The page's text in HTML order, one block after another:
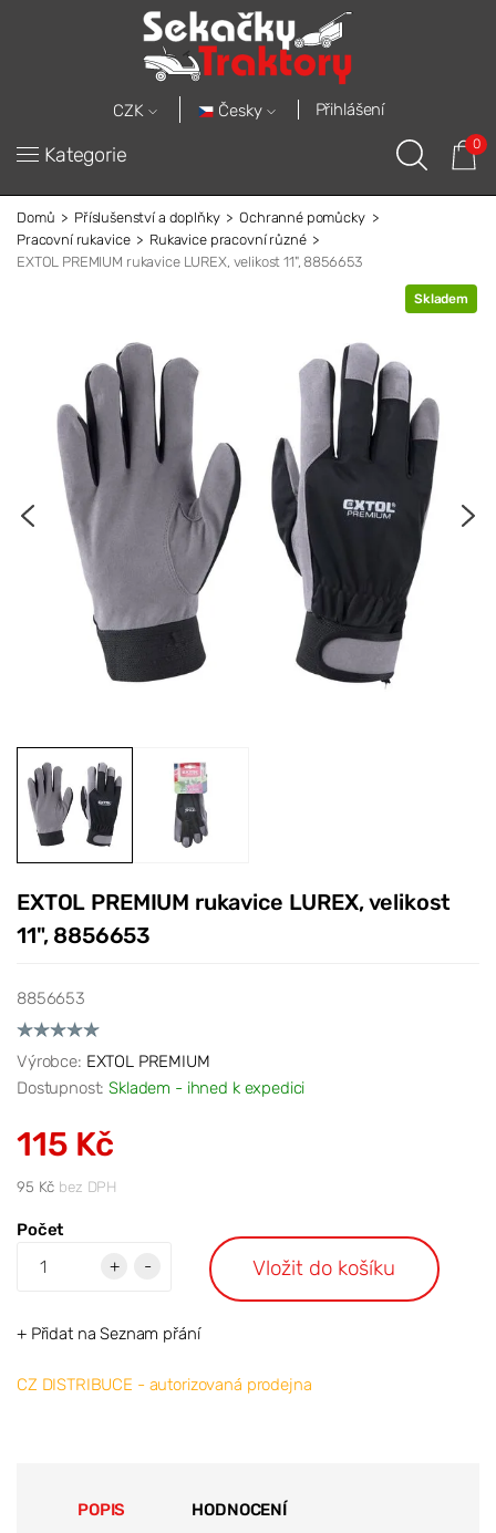
CZK Česky Přihlášení
Kategorie 0
Domů Příslušenství a doplňky
Ochranné pomůcky
Pracovní rukavice
Rukavice pracovní různé
EXTOL PREMIUM rukavice LUREX, velikost 11", 8856653
Skladem
EXTOL PREMIUM rukavice LUREX, velikost
11", 8856653
8856653
Výrobce: EXTOL PREMIUM
Dostupnost:Skladem - ihned k expedici
115 Kč
95 Kč bez DPH
Počet
+
- Vložit do košíku
+ Přidat na Seznam přání
CZ DISTRIBUCE - autorizovaná prodejna
POPIS HODNOCENÍ